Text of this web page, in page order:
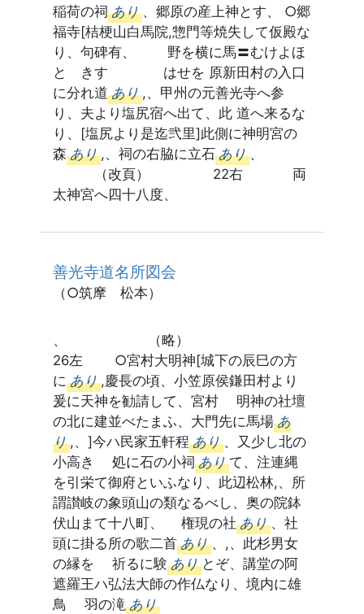
稲荷の祠 あり 、郷原の産上神とす、 ○郷
福寺[桔梗山白馬院,惣門等焼失して仮殿な
り、句碑有、 野を横に馬〓むけよほ
とゝきす はせを 原新田村の入口
に分れ道 あり ,、甲州の元善光寺へ参
り、夫より塩尻宿へ出て、此 道へ来るな
り、[塩尻より是迄弐里]此側に神明宮の
森 あり ,、祠の右脇に立石 あり 、
（改頁） 22右 両
太神宮へ四十八度、
善光寺道名所図会
（○筑摩 松本）
、 （略）
26左 ○宮村大明神[城下の辰巳の方
に あり ,慶長の頃、小笠原侯鎌田村より
爰に天神を勧請して、宮村 明神の社壇
の北に建並べたまふ、大門先に馬場 あ
り ,、]今ハ民家五軒程 あり 、又少し北の
小高き 処に石の小祠 あり て、注連縄
を引栄て御府といふなり、此辺松林,、所
謂讃岐の象頭山の類なるべし、奥の院鉢
伏山まて十八町、 権現の社 あり 、社
頭に掛る所の歌二首 あり 、,、此杉男女
の縁を 祈るに験 あり とぞ、講堂の阿
遮羅王ハ弘法大師の作仏なり、境内に雄
鳥 羽の滝 あり